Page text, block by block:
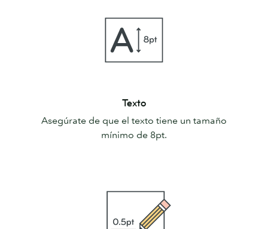
Texto
Asegúrate de que el texto tiene un tamaño
mínimo de 8pt.